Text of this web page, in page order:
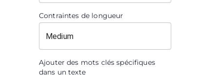
Contraintes de longueur
Ajouter des mots clés spécifiques
dans un texte